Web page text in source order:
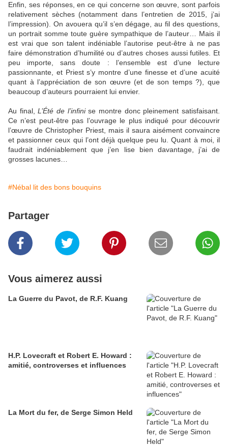
Enfin, ses réponses, en ce qui concerne son œuvre, sont parfois
relativement sèches (notamment dans l’entretien de 2015, j’ai
l’impression). On avouera qu’il s’en dégage, au fil des questions,
un portrait somme toute guère sympathique de l’auteur… Mais il
est vrai que son talent indéniable l’autorise peut-être à ne pas
faire démonstration d’humilité ou d’autres choses aussi futiles. Et
peu importe, sans doute : l’ensemble est d’une lecture
passionnante, et Priest s’y montre d’une finesse et d’une acuité
quant à l’appréciation de son œuvre (et de son temps ?), que
beaucoup d’auteurs pourraient lui envier.
Au final,L’Été de l’infinise montre donc pleinement satisfaisant.
Ce n’est peut-être pas l’ouvrage le plus indiqué pour découvrir
l’œuvre de Christopher Priest, mais il saura aisément convaincre
et passionner ceux qui l’ont déjà quelque peu lu. Quant à moi, il
faudrait indéniablement que j’en lise bien davantage, j’ai de
grosses lacunes…
#Nébal lit des bons bouquins
Partager
Vous aimerez aussi
La Guerre du Pavot, de R.F. Kuang
H.P. Lovecraft et Robert E. Howard :
amitié, controverses et influences
La Mort du fer, de Serge Simon Held